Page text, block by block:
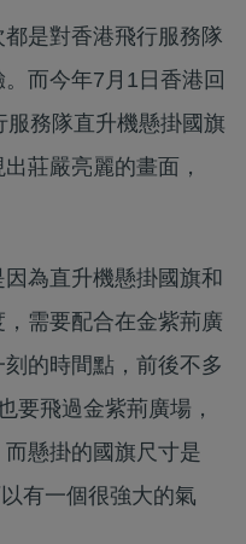
都是對香港飛行服務隊
而今年7月1日香港回
務隊直升機懸掛國旗
莊嚴亮麗的畫面，
為直升機懸掛國旗和
需要配合在金紫荊廣
的時間點，前後不多
要飛過金紫荊廣場，
懸掛的國旗尺寸是
有一個很強大的氣